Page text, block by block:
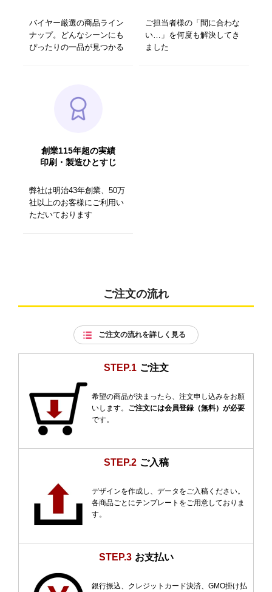
バイヤー厳選の商品ライン
ナップ。どんなシーンにも
ぴったりの一品が見つかる
ご担当者様の「間に合わな
い…」を何度も解決してき
ました
創業115年超の実績
印刷・製造ひとすじ
弊社は明治43年創業、50万
社以上のお客様にご利用い
ただいております
ご注文の流れ
ご注文の流れを詳しく見る
STEP.1 ご注文
希望の商品が決まったら、注文申し込みをお願
いします。 ご注文には会員登録（無料）が必要
です。
STEP.2 ご入稿
デザインを作成し、データをご入稿ください。
各商品ごとにテンプレートをご用意しておりま
す。
STEP.3 お支払い
銀行振込、クレジットカード決済、GMO掛け払